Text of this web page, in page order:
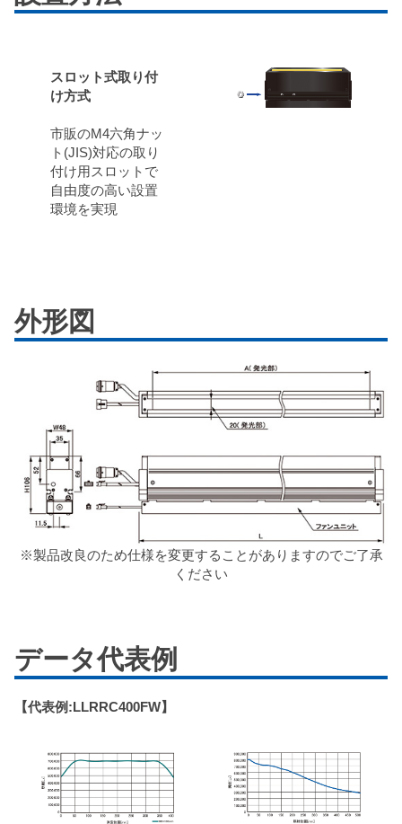
スロット式取り付
け方式
市販のM4六角ナッ
ト(JIS)対応の取り
付け用スロットで
自由度の高い設置
環境を実現
外形図
※製品改良のため仕様を変更することがありますのでご了承
ください
データ代表例
【代表例:LLRRC400FW】